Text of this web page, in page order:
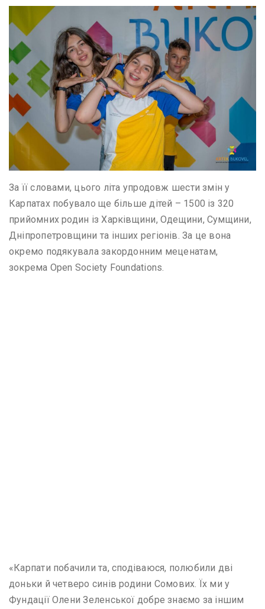
За її словами, цього літа упродовж шести змін у
Карпатах побувало ще більше дітей – 1500 із 320
прийомних родин із Харківщини, Одещини, Сумщини,
Дніпропетровщини та інших регіонів. За це вона
окремо подякувала закордонним меценатам,
зокрема Open Society Foundations.
«Карпати побачили та, сподіваюся, полюбили дві
доньки й четверо синів родини Сомових. Їх ми у
Фундації Олени Зеленської добре знаємо за іншим